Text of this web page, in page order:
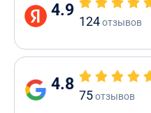
4.9
124отзывов
4.8
75отзывов